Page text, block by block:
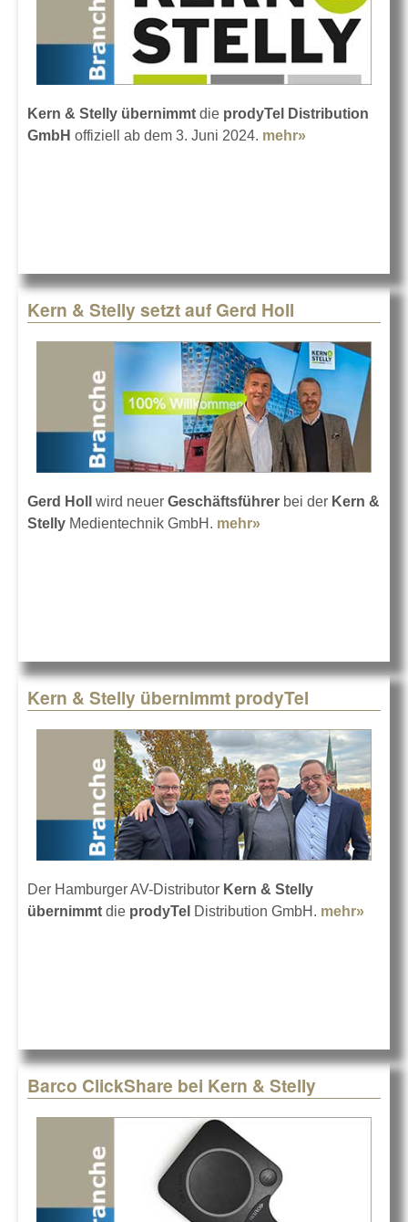
Kern & Stelly übernimmt die prodyTel Distribution
GmbH offiziell ab dem 3. Juni 2024. mehr»
Kern & Stelly setzt auf Gerd Holl
Gerd Holl wird neuer Geschäftsführer bei der Kern &
Stelly Medientechnik GmbH. mehr»
Kern & Stelly übernimmt prodyTel
Der Hamburger AV-Distributor Kern & Stelly
übernimmt die prodyTel Distribution GmbH. mehr»
Barco ClickShare bei Kern & Stelly